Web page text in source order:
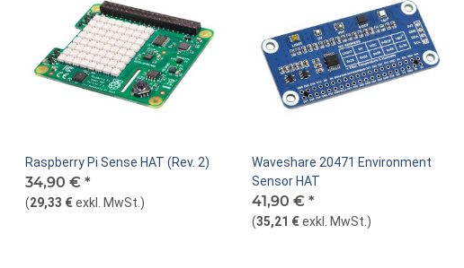
Raspberry Pi Sense HAT (Rev. 2)
34,90 € *
(29,33 €exkl. MwSt. )
Waveshare 20471 Environment
Sensor HAT
41,90 € *
(35,21 €exkl. MwSt. )